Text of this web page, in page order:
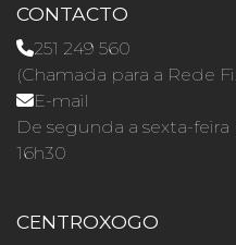
CONTACTO
251 249 560
(Chamada para a Rede
E-mail
De segunda a sexta-
16h30
CENTROXOGO